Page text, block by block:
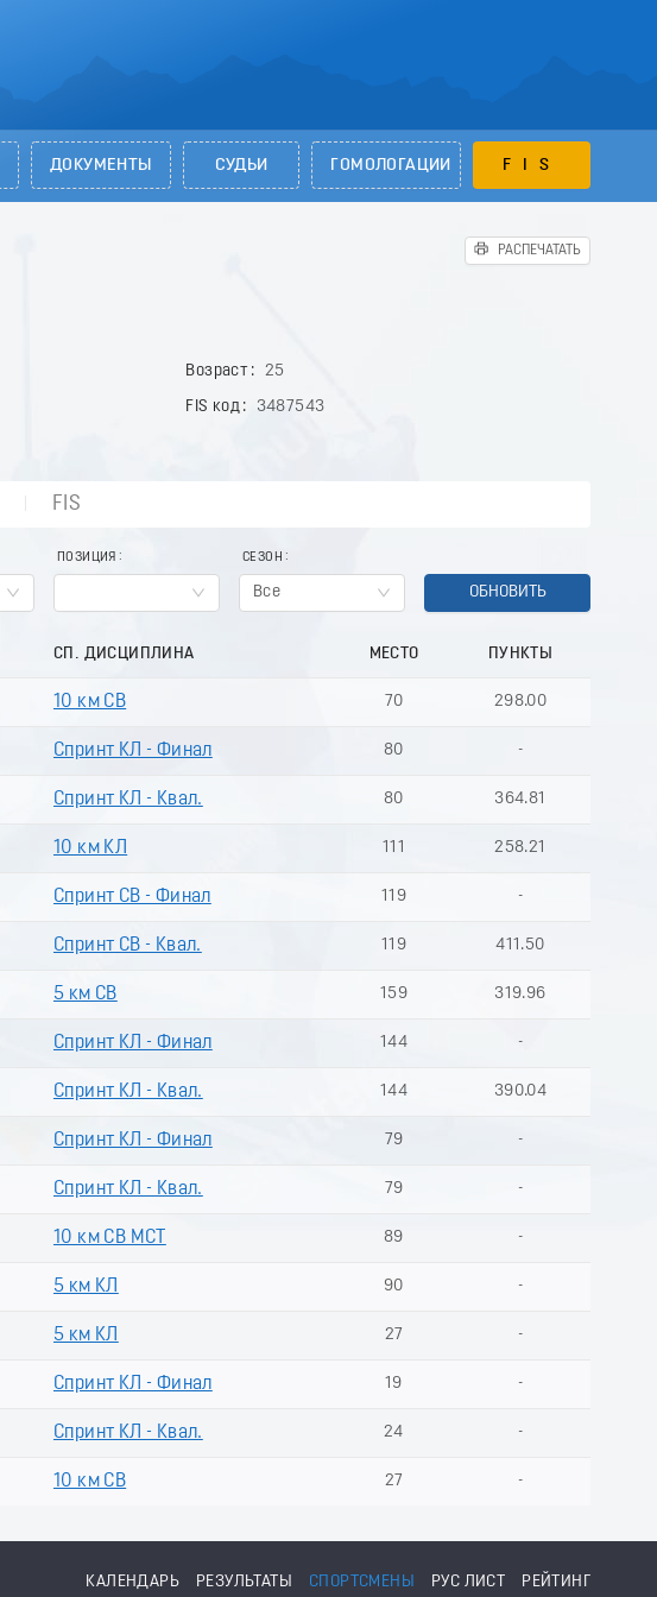
ДОКУМЕНТЫ СУДЬИ ГОМОЛОГАЦИИ FIS
РАСПЕЧАТАТЬ
Возраст
25
FIS код
3487543
FIS
ПОЗИЦИЯ СЕЗОН
Все ОБНОВИТЬ
СП. ДИСЦИПЛИНА МЕСТО ПУНКТЫ
10 км СВ 70 298.00
Спринт КЛ - Финал 80 -
Спринт КЛ - Квал. 80 364.81
10 км КЛ 111 258.21
Спринт СВ - Финал 119 -
Спринт СВ - Квал. 119 411.50
5 км СВ 159 319.96
Спринт КЛ - Финал 144 -
Спринт КЛ - Квал. 144 390.04
Спринт КЛ - Финал 79 -
Спринт КЛ - Квал. 79 -
10 км СВ МСТ 89 -
5 км КЛ 90 -
5 км КЛ 27 -
Спринт КЛ - Финал 19 -
Спринт КЛ - Квал. 24 -
10 км СВ 27 -
КАЛЕНДАРЬ РЕЗУЛЬТАТЫ СПОРТСМЕНЫ РУС ЛИСТ РЕЙТИНГ